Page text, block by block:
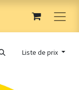
Liste de prix